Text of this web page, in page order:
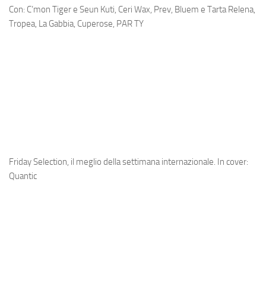
Con: C’mon Tiger e Seun Kuti, Ceri Wax, Prev, Bluem e Tarta Relena,
Tropea, La Gabbia, Cuperose, PAR TY
Friday Selection, il meglio della settimana internazionale. In cover:
Quantic